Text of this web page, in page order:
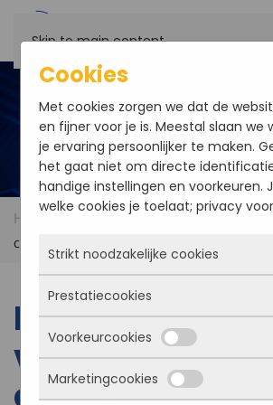
Skip to main content
Home
New
computer
New
vehicle mount
Cookies
Met cookies zorgen we dat de
en fijner voor je is. Meestal slaan we
je ervaring persoonlijker te maken.
het gaat niet om directe
handige instellingen en voorkeuren.
welke cookies je toelaat; privacy
Strikt noodzakelijke cookies
Deze cookies zorgen ervoor dat
überhaupt werkt. Ze zijn dus
kunnen niet worden uitgezet.
ze alleen geplaatst als jij iets
inloggen, een formulier invullen of
Prestatiecookies
Met deze cookies zien we hoe
bezocht wordt, waar bezoekers
komen en welke pagina’s populair
Voorkeurcookies
Deze cookies onthouden jouw
Marketingcookies